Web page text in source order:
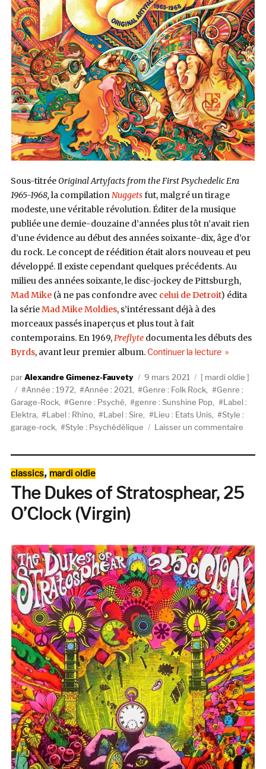
Sous-titréeOriginal Artyfacts from the First Psychedelic Era
1965-1968, la compilationNuggetsfut, malgré un tirage
modeste, une véritable révolution. Éditer de la musique
publiée une demie-douzaine d’années plus tôt n’avait rien
d’une évidence au début des années soixante-dix, âge d’or
du rock. Le concept de réédition était alors nouveau et peu
développé. Il existe cependant quelques précédents. Au
milieu des années soixante, le disc-jockey de Pittsburgh,
Mad Mike(à ne pas confondre avec celui de Detroit) édita
la sérieMad Mike Moldies, s’intéressant déjà à des
morceaux passés inaperçus et plus tout à fait
contemporains. En 1969,Preflyte documenta les débuts des
Byrds, avant leur premier album. Continuer la lecturede « V/A,
AuteurAlexandre Gimenez-Fauvety
Publié
le
9 mars 2021 Catégories
mardi oldie
Étiquettes
Année : 1972 Année : 2021 Genre : Folk Rock
Genre :
Garage-Rock, Genre : Psyché genre : Sunshine Pop
Label :
Elektra, Label : Rhino Label : Sire Lieu : Etats Unis
Style :
garage-rock, Style : Psychédélique Laisser un commentaire
Catégories
classics, mardi oldie
The Dukes of Stratosphear, 25
O’Clock (Virgin)